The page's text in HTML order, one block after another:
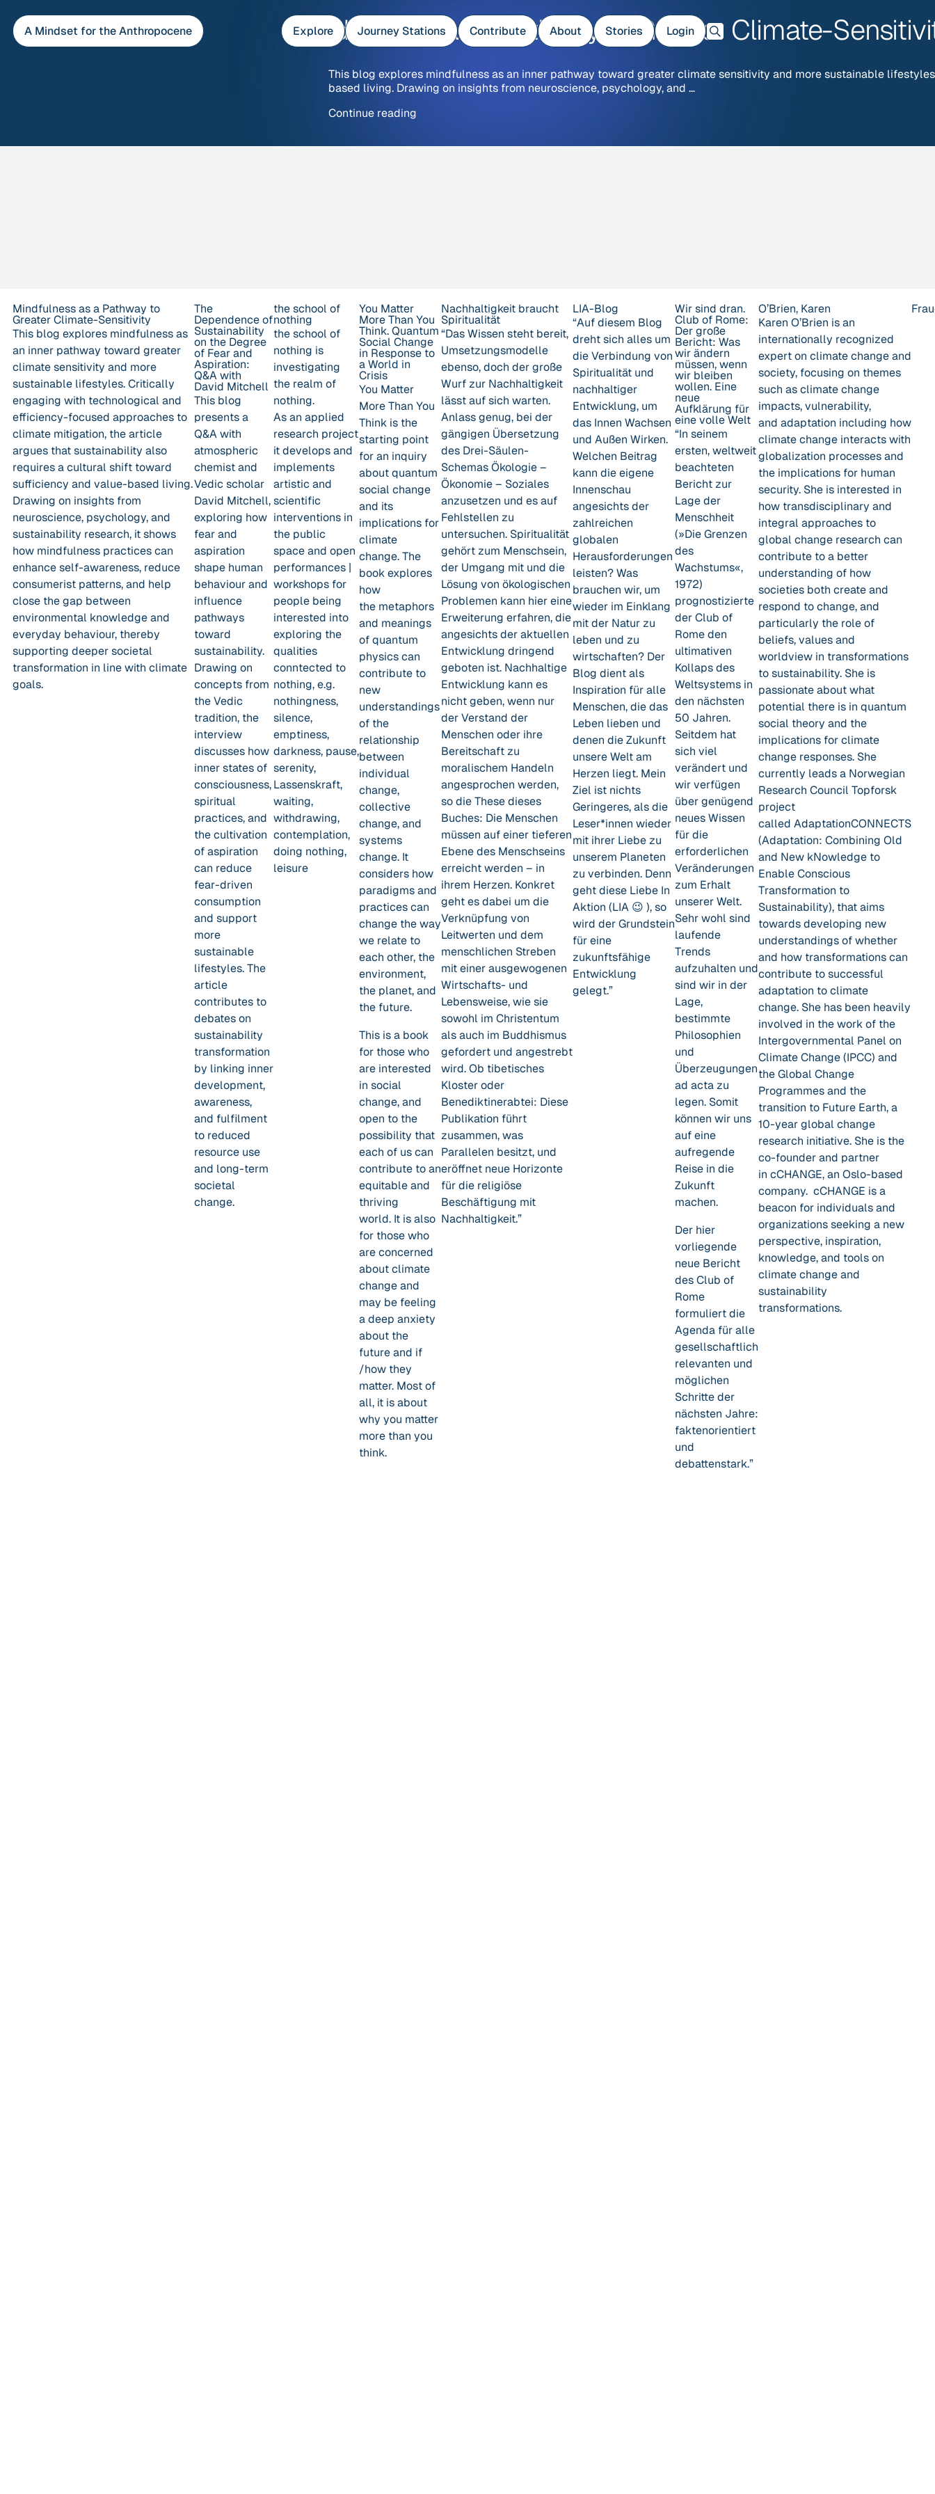
content
A Mindset for the Anthropocene Explore Journey Stations Contribute About Stories Login
Mindfulness as a Pathway to Greater Climate-
This blog explores mindfulness as an inner pathway toward greater climate sensitivity and more sustainable
based living. Drawing on insights from neuroscience, psychology, and …
Continue reading“Mindfulness
Mindfulness as a Pathway to
Greater Climate-Sensitivity
This blog explores mindfulness as
an inner pathway toward greater
climate sensitivity and more
sustainable lifestyles. Critically
engaging with technological and
efficiency-focused approaches to
climate mitigation, the article
argues that sustainability also
requires a cultural shift toward
sufficiency and value-based living.
Drawing on insights from
neuroscience, psychology, and
sustainability research, it shows
how mindfulness practices can
enhance self-awareness, reduce
consumerist patterns, and help
close the gap between
environmental knowledge and
everyday behaviour, thereby
supporting deeper societal
transformation in line with climate
goals.
The
Dependence of
Sustainability
on the Degree
of Fear and
Aspiration:
Q&A with
David Mitchell
This blog
presents a
Q&A with
atmospheric
chemist and
Vedic scholar
David Mitchell,
exploring how
fear and
aspiration
shape human
behaviour and
influence
pathways
toward
sustainability.
Drawing on
concepts from
the Vedic
tradition, the
interview
discusses how
inner states of
consciousness,
spiritual
practices, and
the cultivation
of aspiration
can reduce
fear-driven
consumption
and support
more
sustainable
lifestyles. The
article
contributes to
debates on
sustainability
transformation
by linking inner
development,
awareness,
and fulfilment
to reduced
resource use
and long-term
societal
change.
the school of
nothing
the school of
nothing is
investigating
the realm of
nothing.
As an applied
research project
it develops and
implements
artistic and
scientific
interventions in
the public
space and open
performances |
workshops for
people being
interested into
exploring the
qualities
conntected to
nothing, e.g.
nothingness,
silence,
emptiness,
darkness, pause,
serenity,
Lassenskraft,
waiting,
withdrawing,
contemplation,
doing nothing,
leisure
You Matter
More Than You
Think. Quantum
Social Change
in Response to
a World in
Crisis
You Matter
More Than You
Think is the
starting point
for an inquiry
about quantum
social change
and its
implications for
climate
change. The
book explores
how
the metaphors
and meanings
of quantum
physics can
contribute to
new
understandings
of the
relationship
between
individual
change,
collective
change, and
systems
change. It
considers how
paradigms and
practices can
change the way
we relate to
each other, the
environment,
the planet, and
the future.
This is a book
for those who
are interested
in social
change, and
open to the
possibility that
each of us can
contribute to an
equitable and
thriving
world. It is also
for those who
are concerned
about climate
change and
may be feeling
a deep anxiety
about the
future and if
/how they
matter. Most of
all, it is about
why you matter
more than you
think.
Nachhaltigkeit braucht
Spiritualität
“Das Wissen steht bereit,
Umsetzungsmodelle
ebenso, doch der große
Wurf zur Nachhaltigkeit
lässt auf sich warten.
Anlass genug, bei der
gängigen Übersetzung
des Drei-Säulen-
Schemas Ökologie –
Ökonomie – Soziales
anzusetzen und es auf
Fehlstellen zu
untersuchen. Spiritualität
gehört zum Menschsein,
der Umgang mit und die
Lösung von ökologischen
Problemen kann hier eine
Erweiterung erfahren, die
angesichts der aktuellen
Entwicklung dringend
geboten ist. Nachhaltige
Entwicklung kann es
nicht geben, wenn nur
der Verstand der
Menschen oder ihre
Bereitschaft zu
moralischem Handeln
angesprochen werden,
so die These dieses
Buches: Die Menschen
müssen auf einer tieferen
Ebene des Menschseins
erreicht werden – in
ihrem Herzen. Konkret
geht es dabei um die
Verknüpfung von
Leitwerten und dem
menschlichen Streben
mit einer ausgewogenen
Wirtschafts- und
Lebensweise, wie sie
sowohl im Christentum
als auch im Buddhismus
gefordert und angestrebt
wird. Ob tibetisches
Kloster oder
Benediktinerabtei: Diese
Publikation führt
zusammen, was
Parallelen besitzt, und
eröffnet neue Horizonte
für die religiöse
Beschäftigung mit
Nachhaltigkeit.”
LIA-Blog
“Auf diesem Blog
dreht sich alles um
dieVerbindung von
Spiritualität und
nachhaltiger
Entwicklung, um
das Innen Wachsen
und Außen Wirken.
Welchen Beitrag
kann die eigene
Innenschau
angesichts der
zahlreichen
globalen
Herausforderungen
leisten? Was
brauchen wir, um
wieder im Einklang
mit der Natur zu
leben und zu
wirtschaften? Der
Blog dient als
Inspiration für alle
Menschen, die das
Leben lieben und
denen die Zukunft
unsere Welt am
Herzen liegt. Mein
Ziel ist nichts
Geringeres, als die
Leser*innen wieder
mit ihrer Liebe zu
unserem Planeten
zu verbinden. Denn
geht diese Liebe In
Aktion (LIA 😉 ), so
wird der Grundstein
für eine
zukunftsfähige
Entwicklung
gelegt.”
Wir sind dran.
Club of Rome:
Der große
Bericht: Was
wir ändern
müssen, wenn
wir bleiben
wollen. Eine
neue
Aufklärung für
eine volle Welt
“In seinem
ersten, weltweit
beachteten
Bericht zur
Lage der
Menschheit
(»Die Grenzen
des
Wachstums«,
1972)
prognostizierte
der Club of
Rome den
ultimativen
Kollaps des
Weltsystems in
den nächsten
50 Jahren.
Seitdem hat
sich viel
verändert und
wir verfügen
über genügend
neues Wissen
für die
erforderlichen
Veränderungen
zum Erhalt
unserer Welt.
Sehr wohl sind
laufende
Trends
aufzuhalten und
sind wir in der
Lage,
bestimmte
Philosophien
und
Überzeugungen
ad acta zu
legen. Somit
können wir uns
auf eine
aufregende
Reise in die
Zukunft
machen.
Der hier
vorliegende
neue Bericht
des Club of
Rome
formuliert die
Agenda für alle
gesellschaftlich
relevanten und
möglichen
Schritte der
nächsten Jahre:
faktenorientiert
und
debattenstark.”
O’Brien, Karen
Karen O’Brien is an
internationally recognized
expert on climate change and
society, focusing on themes
such as climate change
impacts, vulnerability,
and adaptation including how
climate change interacts with
globalization processes and
the implications for human
security. She is interested in
how transdisciplinary and
integral approaches to
global change research can
contribute to a better
understanding of how
societies both create and
respond to change, and
particularly the role of
beliefs, values and
worldview in transformations
to sustainability. She is
passionate about what
potential there is in quantum
social theory and the
implications for climate
change responses. She
currently leads a Norwegian
Research Council Topforsk
project
called AdaptationCONNECTS
(Adaptation: Combining Old
and New kNowledge to
Enable Conscious
Transformation to
Sustainability), that aims
towards developing new
understandings of whether
and how transformations can
contribute to successful
adaptation to climate
change. She has been heavily
involved in the work of the
Intergovernmental Panel on
Climate Change (IPCC) and
the Global Change
Programmes and the
transition to Future Earth, a
10-year global change
research initiative. She is the
co-founder and partner
in cCHANGE, an Oslo-based
company. cCHANGE is a
beacon for individuals and
organizations seeking a new
perspective, inspiration,
knowledge, and tools on
climate change and
sustainability
transformations.